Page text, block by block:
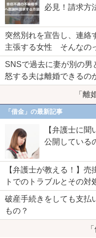
必見！請求方
突然別れを宣告し、連絡
主張する女性 そんなの
SNSで過去に妻が別の
怒する夫は離婚できるの
「離
「借金」の最新記事
【弁護士に
公開している
【弁護士が教える！】
トでのトラブルとその対
破産手続きをしても支払
もの？